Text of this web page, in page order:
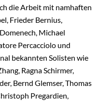
die Arbeit mit namhaften
Frieder Bernius,
Michael
Percacciolo und
bekannten Solisten wie
Ragna Schirmer,
Bernd Glemser, Thomas
Pregardien,